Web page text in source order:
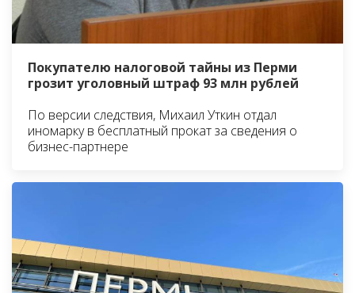
Покупателю налоговой тайны из Перми
грозит уголовный штраф 93 млн рублей
По версии следствия, Михаил Уткин отдал
иномарку в бесплатный прокат за сведения о
бизнес-партнере